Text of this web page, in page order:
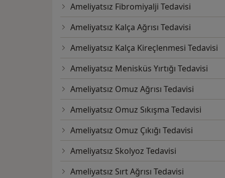
Ameliyatsız Fibromiyalji Tedavisi
Ameliyatsız Kalça Ağrısı Tedavisi
Ameliyatsız Kalça Kireçlenmesi Tedavisi
Ameliyatsız Menisküs Yırtığı Tedavisi
Ameliyatsız Omuz Ağrısı Tedavisi
Ameliyatsız Omuz Sıkışma Tedavisi
Ameliyatsız Omuz Çıkığı Tedavisi
Ameliyatsız Skolyoz Tedavisi
Ameliyatsız Sırt Ağrısı Tedavisi